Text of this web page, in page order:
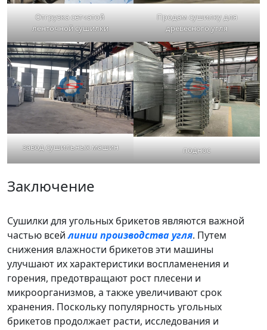
Отгрузка сетчатой ​​
ленточной сушилки
Продам сушилку для
древесного угля
завод сушильных машин поднос
Заключение
Сушилки для угольных брикетов являются важной
частью всейлинии производства угля. Путем
снижения влажности брикетов эти машины
улучшают их характеристики воспламенения и
горения, предотвращают рост плесени и
микроорганизмов, а также увеличивают срок
хранения. Поскольку популярность угольных
брикетов продолжает расти, исследования и